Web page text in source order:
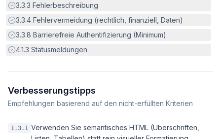
Erfüllt:
3.3.3 Fehlerbeschreibung
Erfüllt:
3.3.4 Fehlervermeidung (rechtlich, finanziell, Daten)
Erfüllt:
3.3.8 Barrierefreie Authentifizierung (Minimum)
Erfüllt:
4.1.3 Statusmeldungen
Verbesserungstipps
Empfehlungen basierend auf den nicht-erfüllten Kriterien
1.3.1 Verwenden Sie semantisches HTML (Überschriften,